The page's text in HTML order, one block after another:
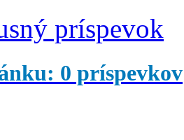
príspevok
0 príspevkov